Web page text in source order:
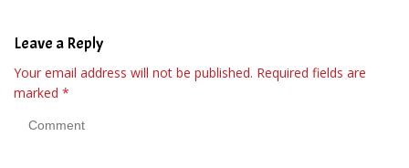
Leave a Reply
Your email address will not be published. Required fields are
marked *